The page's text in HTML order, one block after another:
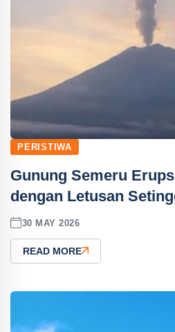
PERISTIWA
Gunung Semeru
dengan Letusan
30 MAY 2026
READ MORE